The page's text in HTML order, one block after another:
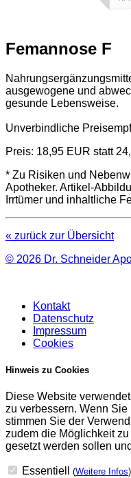
Femannose F
ausgewogene und
gesunde Lebensweise.
Unverbindliche
Preis: 18,95 EUR statt
* Zu Risiken und
Apotheker. Artikel-
Irrtümer und inhaltliche
« zurück zur Übersicht
© 2026 Dr. Schneider
Kontakt
Datenschutz
Impressum
Cookies
Hinweis zu Cookies
Diese Website
zu verbessern. Wenn
stimmen Sie der
zudem die Möglichkeit
gesetzt werden sollen
Essentiell (Weitere Infos)